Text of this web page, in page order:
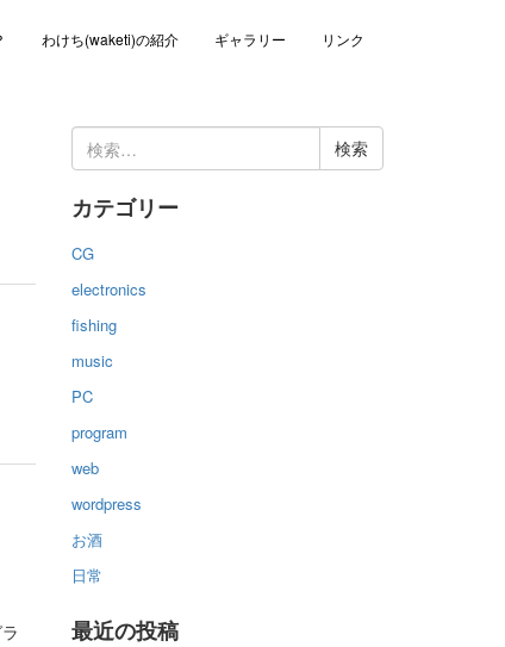
わけち(waketi)の紹介 ギャラリー リンク
検
索:
カテゴリー
CG
electronics
fishing
music
PC
program
web
wordpress
お酒
日常
最近の投稿